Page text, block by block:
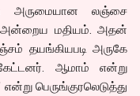
அருமையான லஞ்சை
அன்றைய மதியம். அதன்
தயங்கியபடி அருகே
ஆமாம் என்று
பெருங்குரலெடுத்து